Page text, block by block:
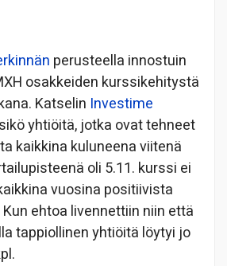
perusteella innostuin
osakkeiden kurssikehitystä
Katselin Investime
yhtiöitä, jotka ovat tehneet
kaikkina kuluneena viitenä
oli 5.11. kurssi ei
vuosina positiivista
ehtoa livennettiin niin että
tappiollinen yhtiöitä löytyi jo